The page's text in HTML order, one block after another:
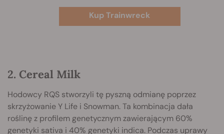
Kup Trainwreck
2. Cereal Milk
Hodowcy RQS stworzyli tę pyszną odmianę poprzez
skrzyżowanie Y Life i Snowman. Ta kombinacja dała
roślinę z profilem genetycznym zawierającym 60%
genetyki sativa i 40% genetyki indica. Podczas uprawy